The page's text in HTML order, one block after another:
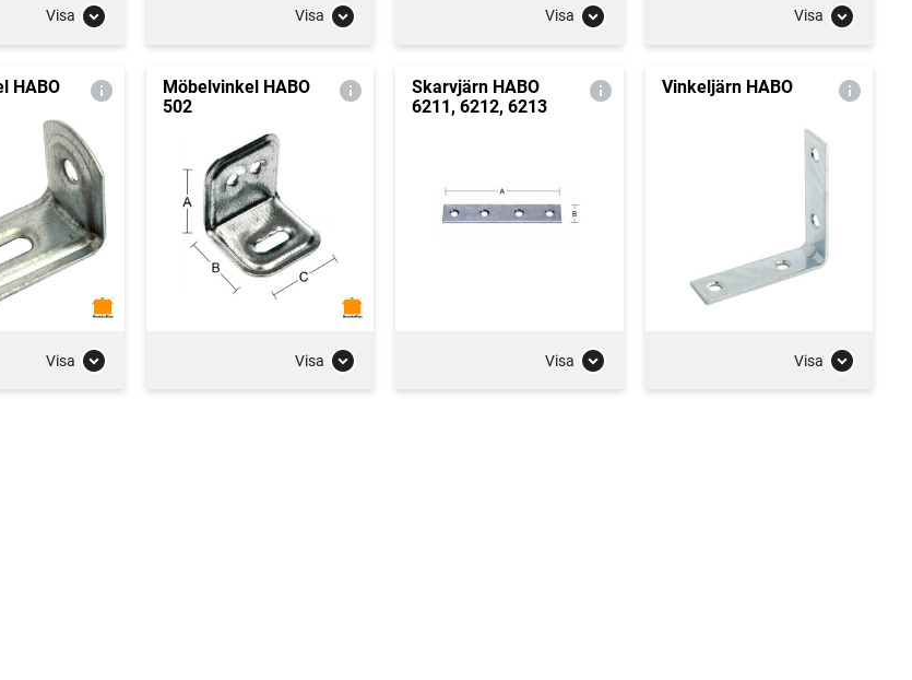
Visa Visa Visa Visa
HABO
Visa
Möbelvinkel HABO
502
Visa
Skarvjärn HABO
6211, 6212, 6213
Visa
Vinkeljärn HABO
Visa